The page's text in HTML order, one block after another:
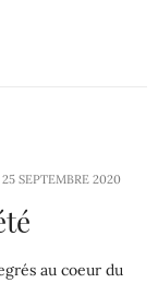
25 SEPTEMBRE 2020
au coeur du